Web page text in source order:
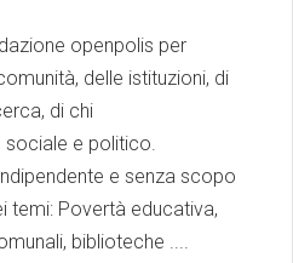
openpolis per
delle istituzioni, di
di chi
sociale e politico.
e senza scopo
temi: Povertà educativa,
biblioteche ....